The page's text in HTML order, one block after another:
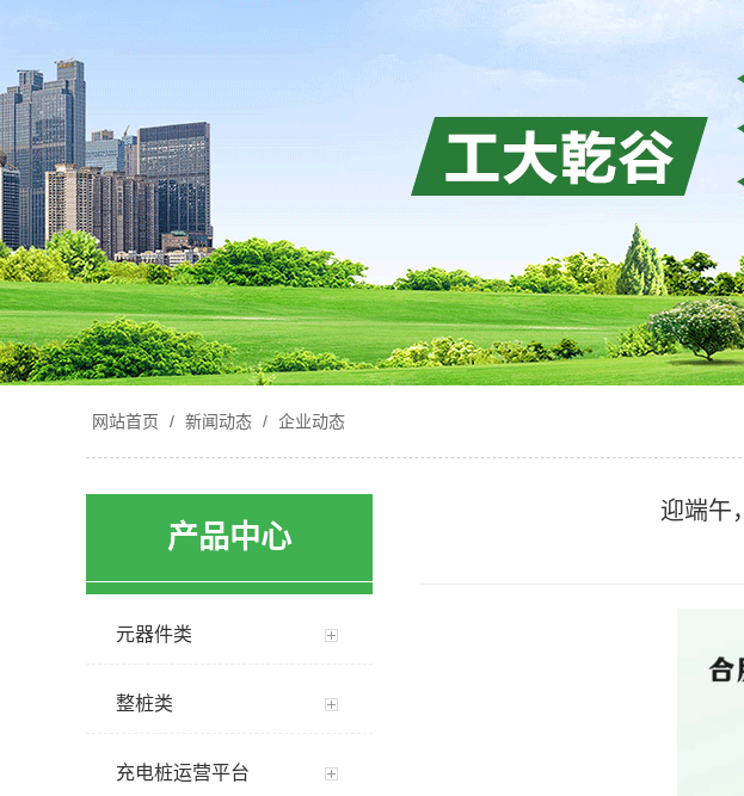
网站首页 / 新闻动态 / 企业动态
产品中心
元器件类
整桩类
充电桩运营平台
迎端午